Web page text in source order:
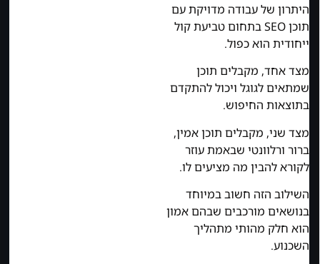
היתרון של עבודה מדויקת עם
תוכן SEO בתחום טביעת קול
ייחודית הוא כפול.
מצד אחד, מקבלים תוכן
שמתאים לגוגל ויכול להתקדם
בתוצאות החיפוש.
מצד שני, מקבלים תוכן אמין,
ברור ורלוונטי שבאמת עוזר
לקורא להבין מה מציעים לו.
השילוב הזה חשוב במיוחד
בנושאים מורכבים שבהם אמון
הוא חלק מהותי מתהליך
השכנוע.